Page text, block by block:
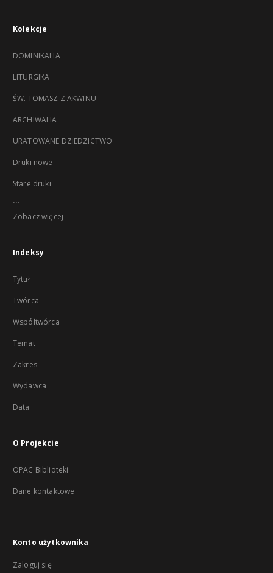
Kolekcje
DOMINIKALIA
LITURGIKA
ŚW. TOMASZ Z AKWINU
ARCHIWALIA
URATOWANE DZIEDZICTWO
Druki nowe
Stare druki
...
Zobacz więcej
Indeksy
Tytuł
Twórca
Współtwórca
Temat
Zakres
Wydawca
Data
O Projekcie
OPAC Biblioteki
Dane kontaktowe
Konto użytkownika
Zaloguj się